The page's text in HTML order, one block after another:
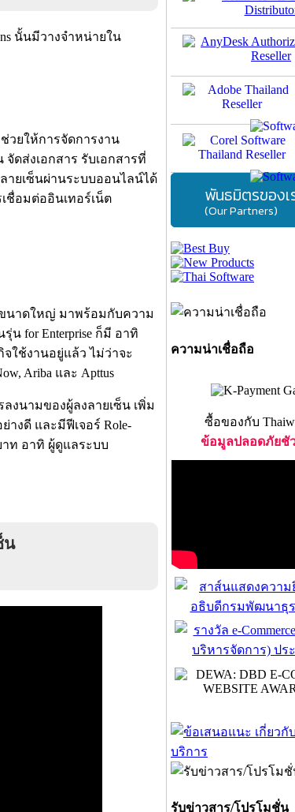
นั้นมีวางจำหน่ายใน
วยให้การจัดการงาน
จัดส่งเอกสาร รับเอกสารที่
ายเซ็นผ่านระบบออนไลน์ได้
ชื่อมต่ออินเทอร์เน็ต
นาดใหญ่ มาพร้อมกับความ
น for Enterprise ก็มี อาทิ
ใช้งานอยู่แล้ว ไม่ว่าจะ
Ariba และ Apttus
ลงนามของผู้ลงลายเซ็น เพิ่ม
งดี และมีฟีเจอร์ Role-
ท อาทิ ผู้ดูแลระบบ
น
พันธมิตรของเ
(Our Partners)
ความน่าเชื่อถือ
ซื้อของกับ
ข้อมูลปลอดภัยชัว
รับข่าวสาร/โปรโมชั่น